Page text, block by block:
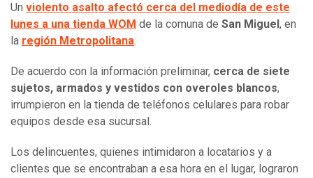
Un violento asalto afectó cerca del mediodía de este
lunes a una tienda WOM de la comuna de San Miguel, en
la región Metropolitana.
De acuerdo con la información preliminar, cerca de siete
sujetos, armados y vestidos con overoles blancos,
irrumpieron en la tienda de teléfonos celulares para robar
equipos desde esa sucursal.
Los delincuentes, quienes intimidaron a locatarios y a
clientes que se encontraban a esa hora en el lugar, lograron